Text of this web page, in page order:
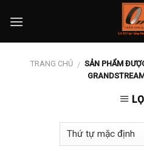
TRANG CHỦ / SẢN PHẨM